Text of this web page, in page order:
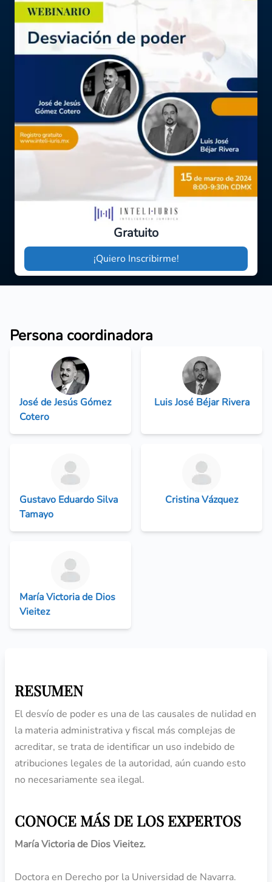
Gratuito
¡Quiero Inscribirme!
Persona coordinadora
José de Jesús Gómez
Cotero
Luis José Béjar Rivera
Gustavo Eduardo Silva
Tamayo
Cristina Vázquez
María Victoria de Dios
Vieitez
RESUMEN
El desvío de poder es una de las causales de nulidad en
la materia administrativa y fiscal más complejas de
acreditar, se trata de identificar un uso indebido de
atribuciones legales de la autoridad, aún cuando esto
no necesariamente sea ilegal.
CONOCE MÁS DE LOS EXPERTOS
María Victoria de Dios Vieitez.
Doctora en Derecho por la Universidad de Navarra.